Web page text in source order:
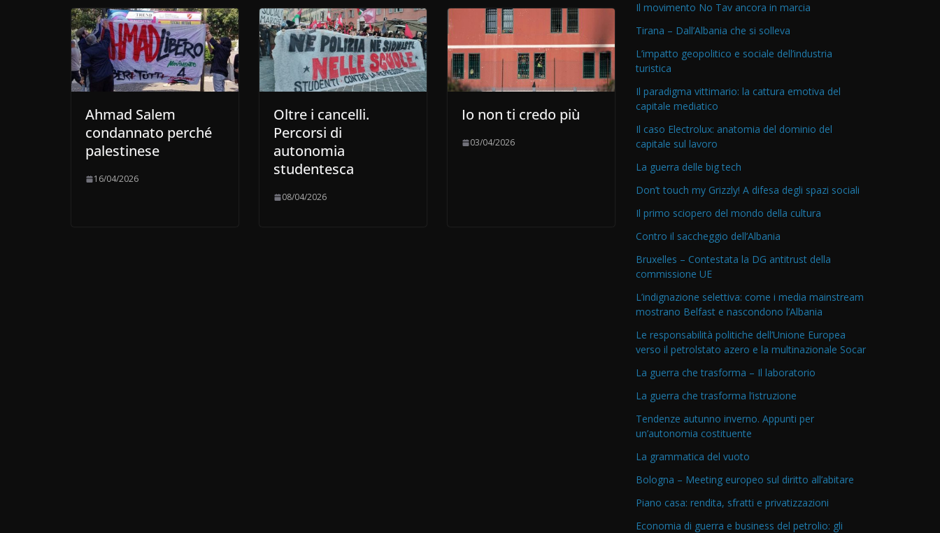
Ahmad Salem
condannato perché
palestinese
16/04/2026
Oltre i cancelli.
Percorsi di
autonomia
studentesca
08/04/2026
Io non ti credo più
03/04/2026
Il movimento No Tav ancora in marcia
Tirana – Dall’Albania che si solleva
L’impatto geopolitico e sociale dell’industria
turistica
Il paradigma vittimario: la cattura emotiva del
capitale mediatico
Il caso Electrolux: anatomia del dominio del
capitale sul lavoro
La guerra delle big tech
Don’t touch my Grizzly! A difesa degli spazi sociali
Il primo sciopero del mondo della cultura
Contro il saccheggio dell’Albania
Bruxelles – Contestata la DG antitrust della
commissione UE
L’indignazione selettiva: come i media mainstream
mostrano Belfast e nascondono l’Albania
Le responsabilità politiche dell’Unione Europea
verso il petrolstato azero e la multinazionale Socar
La guerra che trasforma – Il laboratorio
La guerra che trasforma l’istruzione
Tendenze autunno inverno. Appunti per
un’autonomia costituente
La grammatica del vuoto
Bologna – Meeting europeo sul diritto all’abitare
Piano casa: rendita, sfratti e privatizzazioni
Economia di guerra e business del petrolio: gli